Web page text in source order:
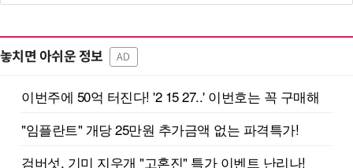
놓치면 아쉬운 정보 AD